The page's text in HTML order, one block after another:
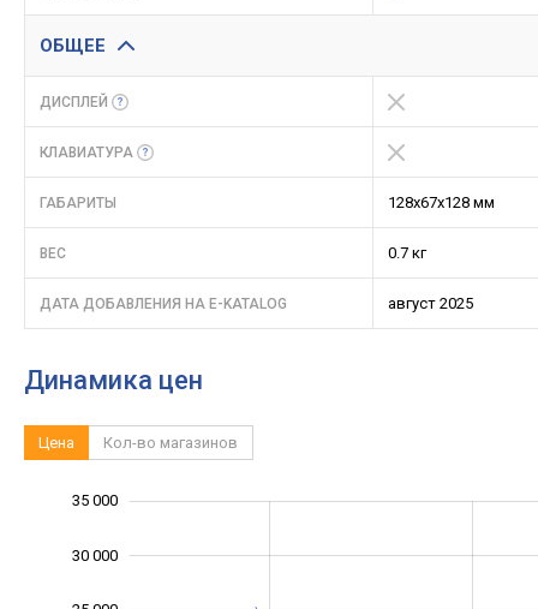
ОБЩЕЕ
ДИСПЛЕЙ
КЛАВИАТУРА
ГАБАРИТЫ 128х67х128 мм
ВЕС 0.7 кг
ДАТА ДОБАВЛЕНИЯ НА E-KATALOG август 2025
Динамика цен
Цена Кол-во магазинов
30 000
35 000